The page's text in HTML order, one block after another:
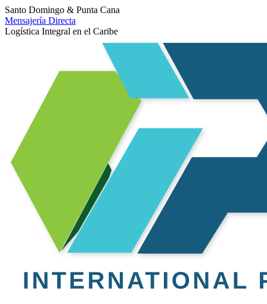
Santo Domingo & Punta Cana
Mensajería Directa
Logística Integral en el Caribe